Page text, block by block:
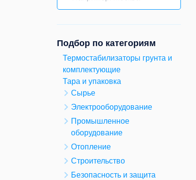
Подбор по категориям
Термостабилизаторы грунта и
комплектующие
Тара и упаковка
Сырье
Электрооборудование
Промышленное
оборудование
Отопление
Строительство
Безопасность и защита